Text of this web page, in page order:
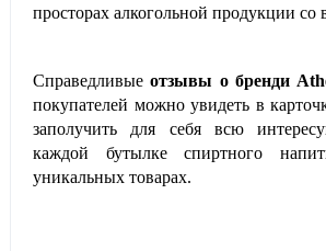
просторах алкогольной продукции со
Справедливыеотзывы о бренди
покупателей можно увидеть в
заполучить для себя всю
каждой бутылке спиртного
уникальных товарах.